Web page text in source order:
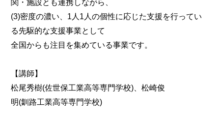
関・施設とも連携しながら、
(3)密度の濃い、1人1人の個性に応じた支援を行ってい
る先駆的な支援事業として
全国からも注目を集めている事業です。
【講師】
松尾秀樹(佐世保工業高等専門学校)、松崎俊
明(釧路工業高等専門学校)